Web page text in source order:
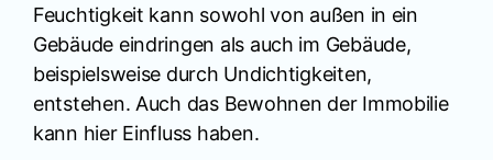
Feuchtigkeit kann sowohl von außen in ein
Gebäude eindringen als auch im Gebäude,
beispielsweise durch Undichtigkeiten,
entstehen. Auch das Bewohnen der Immobilie
kann hier Einfluss haben.